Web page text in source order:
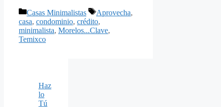
Categorías
Casas Minimalistas Etiquetas
Aprovecha,
casa, condominio, crédito,
minimalista, Morelos...Clave,
Temixco
Haz
lo
Tú